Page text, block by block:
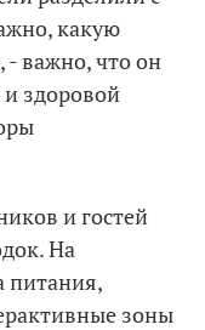
какую
- важно, что он
здоровой
и гостей
На
питания,
зоны